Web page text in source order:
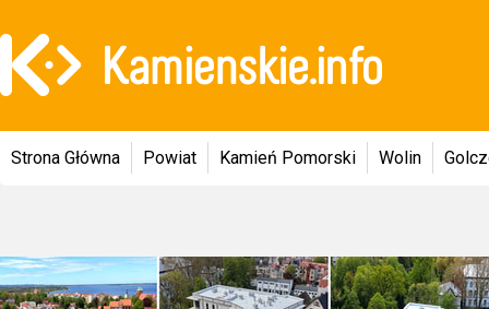
Strona Główna Powiat Kamień Pomorski Wolin